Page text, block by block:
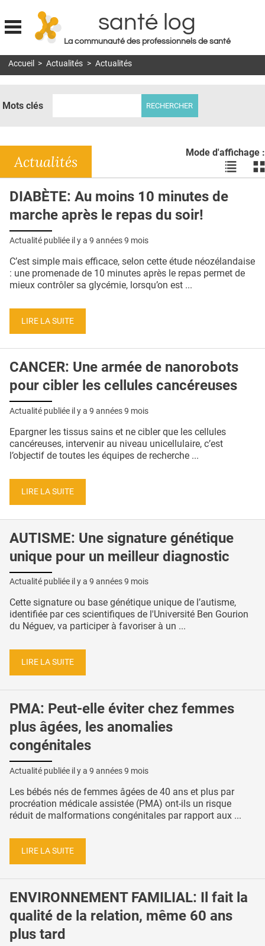
Jump to navigation
santé log
La communauté des professionnels de santé
MON COMPTE
DOSSIERS
RÉSEAUX
E-REVUE SAD
QUI SOMMES-NOUS ?
CONDITIONS GÉNÉRALES
CRÉDITS
Accueil > Actualités > Actualités
Mots clés
Mode d'affichage :
Voir
les
en
les
Actualités
DIABÈTE: Au moins 10 minutes de
marche après le repas du soir!
Actualité publiée il y a 9 années 9 mois
C’est simple mais efficace, selon cette étude néozélandaise
: une promenade de 10 minutes après le repas permet de
mieux contrôler sa glycémie, lorsqu’on est ...
LIRE LA SUITE
CANCER: Une armée de nanorobots
pour cibler les cellules cancéreuses
Actualité publiée il y a 9 années 9 mois
Epargner les tissus sains et ne cibler que les cellules
cancéreuses, intervenir au niveau unicellulaire, c’est
l’objectif de toutes les équipes de recherche ...
LIRE LA SUITE
AUTISME: Une signature génétique
unique pour un meilleur diagnostic
Actualité publiée il y a 9 années 9 mois
Cette signature ou base génétique unique de l’autisme,
identifiée par ces scientifiques de l'Université Ben Gourion
du Néguev, va participer à favoriser à un ...
LIRE LA SUITE
PMA: Peut-elle éviter chez femmes
plus âgées, les anomalies
congénitales
Actualité publiée il y a 9 années 9 mois
Les bébés nés de femmes âgées de 40 ans et plus par
procréation médicale assistée (PMA) ont-ils un risque
réduit de malformations congénitales par rapport aux ...
LIRE LA SUITE
ENVIRONNEMENT FAMILIAL: Il fait la
qualité de la relation, même 60 ans
plus tard